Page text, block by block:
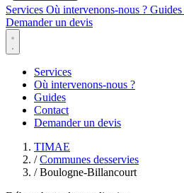
Services Où intervenons-nous ? Guides
Demander un devis
Services
Où intervenons-nous ?
Guides
Contact
Demander un devis
TIMAE
/ Communes desservies
/ Boulogne-Billancourt